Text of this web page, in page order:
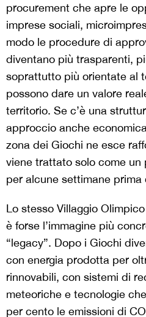
procurement che apre le
imprese sociali,
modo le procedure di
diventano più trasparenti,
soprattutto più orientate al
possono dare un valore
territorio. Se c’è una
approccio anche
zona dei Giochi ne esce
viene trattato solo come
per alcune settimane
Lo stesso Villaggio
è forse l’immagine più
“legacy”. Dopo i Giochi
con energia prodotta per
rinnovabili, con sistemi di
meteoriche e tecnologie
per cento le emissioni di